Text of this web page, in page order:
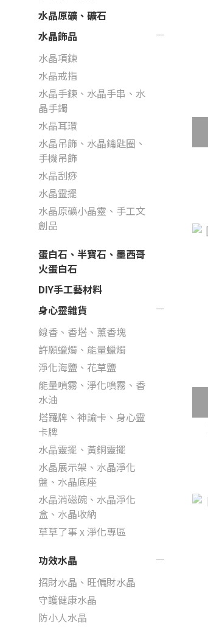
水晶原礦、礦石
水晶飾品
水晶項鍊
水晶戒指
水晶手鍊、水晶手串、水
晶手鐲
水晶耳環
水晶吊飾、水晶鑰匙圈、
手機吊飾
水晶刮痧
水晶靈擺
水晶原礦小晶靈、手工文
創品
蛋白石、半寶石、墨西哥
火蛋白石
DIY手工藝材料
身心靈雜貨
線香、香塔、薰香塊
許願蠟燭、能量蠟燭
淨化海鹽、花草鹽
能量噴霧、淨化噴霧、香
水油
塔羅牌、神諭卡、身心靈
卡牌
水晶靈擺、黃銅靈擺
水晶展示架、水晶淨化
盤、水晶底座
水晶消磁碗、水晶淨化
盒、水晶收納
草草了事 x 淨化專區
功效水晶
招財水晶、旺偏財水晶
守護健康水晶
防小人水晶